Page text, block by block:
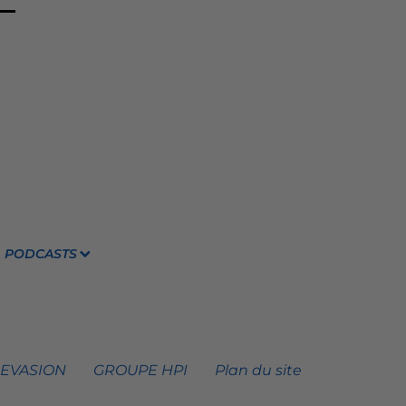
PODCASTS
GROUPE HPI Plan du site